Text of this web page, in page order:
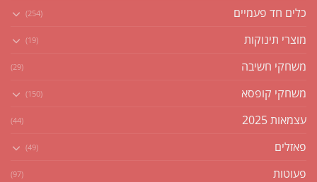
כלים חד פעמיים (254)
מוצרי תינוקות (19)
משחקי חשיבה (29)
משחקי קופסא (150)
עצמאות 2025 (44)
פאזלים (49)
פעוטות (97)